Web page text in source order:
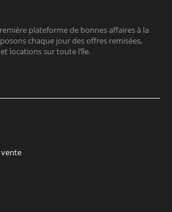
plateforme de bonnes affaires à la
chaque jour des offres remisées,
locations sur toute l’île.